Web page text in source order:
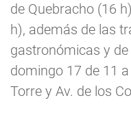
de Quebracho (16
h), además de las
gastronómicas y
domingo 17 de 11
Torre y Av. de los